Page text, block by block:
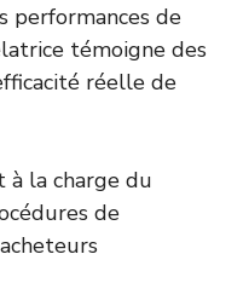
performances de
témoigne des
réelle de
à la charge du
de